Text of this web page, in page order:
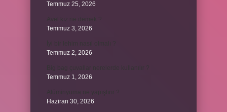
Temmuz 25, 2026
Temmuz 3, 2026
Temmuz 2, 2026
Temmuz 1, 2026
Haziran 30, 2026